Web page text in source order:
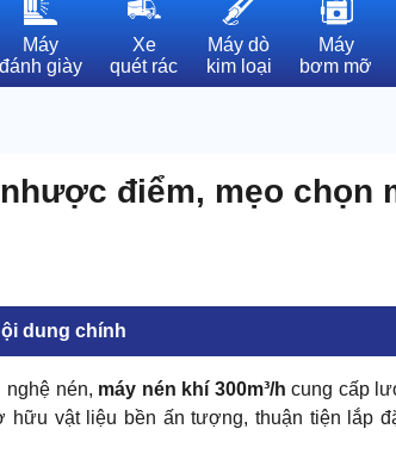
Máy
đánh giày
Xe
quét rác
Máy dò
kim loại
Máy
bơm mỡ
điểm, mẹo chọn
dung chính
nghệ nén, máy nén khí 300m³/h cung cấp
vật liệu bền ấn tượng, thuận tiện lắp